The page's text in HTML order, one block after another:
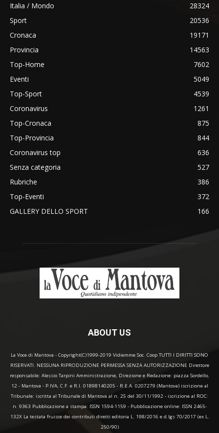
Italia / Mondo
28324
Sport
20536
Cronaca
19171
Provincia
14563
Top-Home
7602
Eventi
5049
Top-Sport
4539
Coronavirus
1261
Top-Cronaca
875
Top-Provincia
844
Coronavirus top
636
Senza categoria
527
Rubriche
386
Top-Eventi
372
GALLERY DELLO SPORT
166
ABOUT US
La Voce di Mantova - Copyright(C)1999-2019 Vidiemme Soc. Coop TUTTI I DIRITTI SONO
RISERVATI. NESSUNA RIPRODUZIONE PERMESSA SENZA AUTORIZZAZIONE Direttore
responsabile: Alessio Tarpini Amministrazione, Direzione e Redazione: piazza Sordello,
12 - Mantova - P.IVA, C.F. e R.I. 01898140205 - R.E.A. 0207279 (Mantova) iscrizione al
Tribunale: iscritta al Tribunale di Mantova al n. 25 del 30/11/1992 - iscrizione al ROC:
n. 9363 Pubblicazione a stampa: ISSN 1594-1159 - Pubblicazione online: ISSN 2465-
132X La testata fruisce dei contributi diretti editoria L. 198/2016 e d.lgs 70/2017 (ex L.
250/90)